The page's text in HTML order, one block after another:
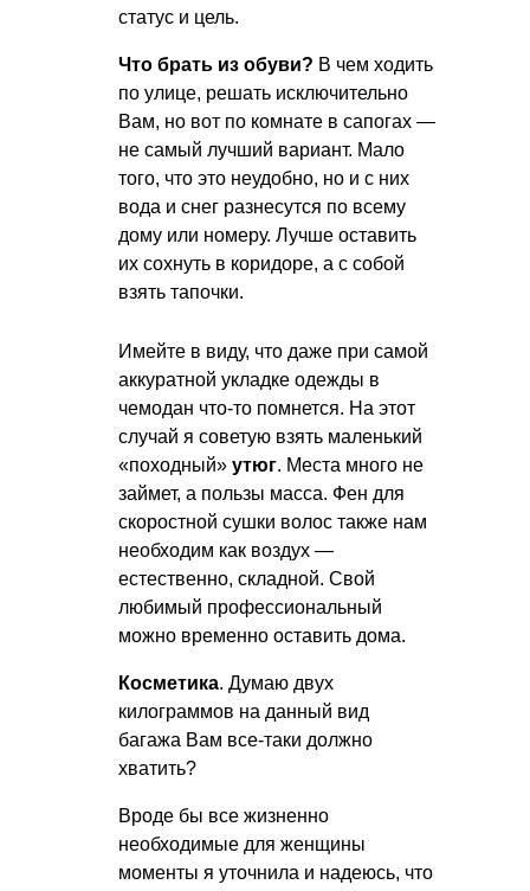
статус и цель.
Что брать из обуви? В чем ходить
по улице, решать исключительно
Вам, но вот по комнате в сапогах —
не самый лучший вариант. Мало
того, что это неудобно, но и с них
вода и снег разнесутся по всему
дому или номеру. Лучше оставить
их сохнуть в коридоре, а с собой
взять тапочки.
Имейте в виду, что даже при самой
аккуратной укладке одежды в
чемодан что-то помнется. На этот
случай я советую взять маленький
«походный» утюг. Места много не
займет, а пользы масса. Фен для
скоростной сушки волос также нам
необходим как воздух —
естественно, складной. Свой
любимый профессиональный
можно временно оставить дома.
Косметика. Думаю двух
килограммов на данный вид
багажа Вам все-таки должно
хватить?
Вроде бы все жизненно
необходимые для женщины
моменты я уточнила и надеюсь, что